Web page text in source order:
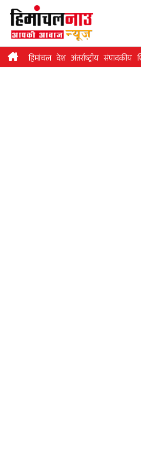
Skip
content
हिमांचल देश अंतर्राष्ट्रीय संपादकीय